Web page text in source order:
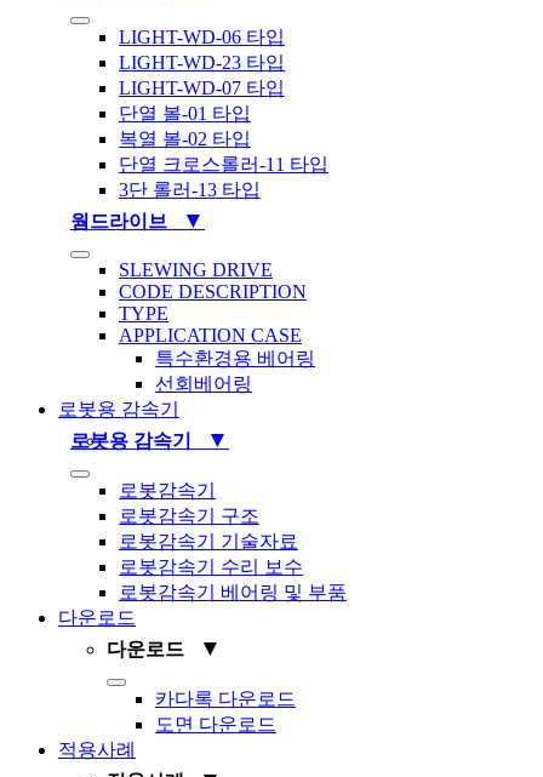
Toggle
NavigationLIGHT-WD-06 타입
LIGHT-WD-23 타입
LIGHT-WD-07 타입
단열 볼-01 타입
복열 볼-02 타입
단열 크로스롤러-11 타입
3단 롤러-13 타입
웜드라이브
▼
Toggle
Navigation
SLEWING DRIVE
CODE DESCRIPTION
TYPE
APPLICATION CASE
특수환경용 베어링
선회베어링
로봇용 감속기
로봇용 감속기
▼
Toggle
Navigation로봇감속기
로봇감속기 구조
로봇감속기 기술자료
로봇감속기 수리 보수
로봇감속기 베어링 및 부품
다운로드
다운로드
▼
Toggle
Navigation카다록 다운로드
도면 다운로드
적용사례